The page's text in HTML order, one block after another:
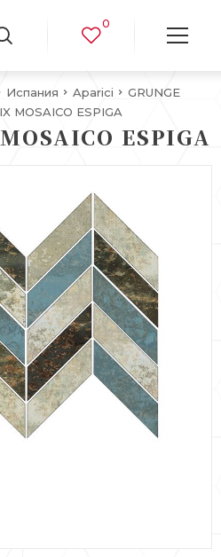
0
Испания Aparici
GRUNGE
MOSAICO ESPIGA
ESPIGA